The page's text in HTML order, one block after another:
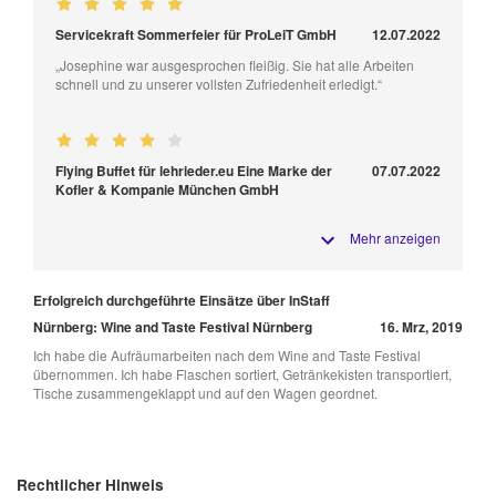
Servicekraft Sommerfeier für ProLeiT GmbH 12.07.2022
„Josephine war ausgesprochen fleißig. Sie hat alle Arbeiten
schnell und zu unserer vollsten Zufriedenheit erledigt.“
Flying Buffet für lehrieder.eu Eine Marke der
Kofler & Kompanie München GmbH
07.07.2022
Mehr anzeigen
Erfolgreich durchgeführte Einsätze über InStaff
Nürnberg: Wine and Taste Festival Nürnberg
16. Mrz, 2019
Ich habe die Aufräumarbeiten nach dem Wine and Taste Festival
übernommen. Ich habe Flaschen sortiert, Getränkekisten transportiert,
Tische zusammengeklappt und auf den Wagen geordnet.
Rechtlicher Hinweis